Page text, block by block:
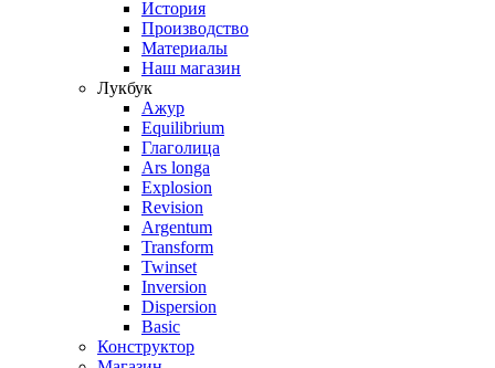
История
Производство
Материалы
Наш магазин
Лукбук
Ажур
Equilibrium
Глаголица
Ars longa
Explosion
Revision
Argentum
Transform
Twinset
Inversion
Dispersion
Basic
Конструктор